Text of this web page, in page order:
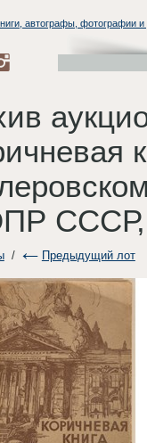
автографы, фотографии
СССР,
/ Предыдущий лот